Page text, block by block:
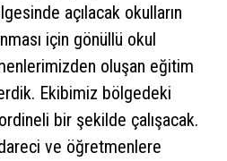
açılacak okulların
için gönüllü okul
oluşan eğitim
Ekibimiz bölgedeki
bir şekilde çalışacak.
ve öğretmenlere